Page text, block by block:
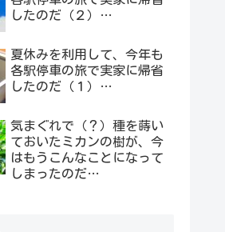
したのだ（２）…
夏休みを利用して、今年も
各駅停車の旅で実家に帰省
したのだ（１）…
気まぐれで（？）種を蒔い
ておいたミカンの樹が、今
はもうこんなことになって
しまったのだ…